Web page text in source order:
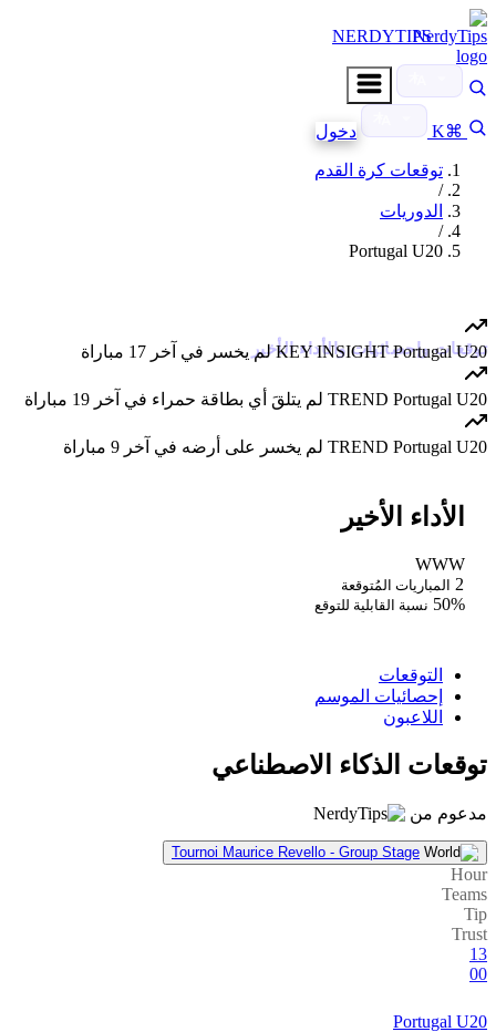
NERDYTIPS
⌘K دخول
توقعات كرة القدم
/
الدوريات
/
Portugal U20
Portugal U20
توقعات وإحصائيات والأداء الأخير
KEY INSIGHT Portugal U20 لم يخسر في آخر 17 مباراة
TREND Portugal U20 لم يتلقَ أي بطاقة حمراء في آخر 19 مباراة
TREND Portugal U20 لم يخسر على أرضه في آخر 9 مباراة
الأداء الأخير
WWW
2 المباريات المُتوقعة
50% نسبة القابلية للتوقع
التوقعات
إحصائيات الموسم
اللاعبون
توقعات الذكاء الاصطناعي
مدعوم من
Tournoi Maurice Revello - Group Stage
Hour
Teams
Tip
Trust
13
00
Portugal U20